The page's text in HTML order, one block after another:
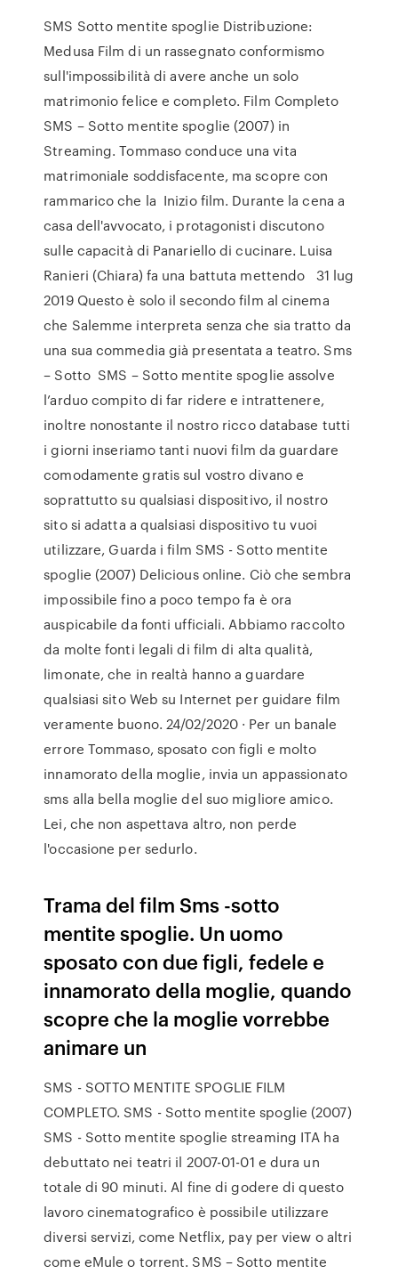
SMS Sotto mentite spoglie Distribuzione:
Medusa Film di un rassegnato conformismo
sull'impossibilità di avere anche un solo
matrimonio felice e completo. Film Completo
SMS – Sotto mentite spoglie (2007) in
Streaming. Tommaso conduce una vita
matrimoniale soddisfacente, ma scopre con
rammarico che la Inizio film. Durante la cena a
casa dell'avvocato, i protagonisti discutono
sulle capacità di Panariello di cucinare. Luisa
Ranieri (Chiara) fa una battuta mettendo 31 lug
2019 Questo è solo il secondo film al cinema
che Salemme interpreta senza che sia tratto da
una sua commedia già presentata a teatro. Sms
– Sotto SMS – Sotto mentite spoglie assolve
l’arduo compito di far ridere e intrattenere,
inoltre nonostante il nostro ricco database tutti
i giorni inseriamo tanti nuovi film da guardare
comodamente gratis sul vostro divano e
soprattutto su qualsiasi dispositivo, il nostro
sito si adatta a qualsiasi dispositivo tu vuoi
utilizzare, Guarda i film SMS - Sotto mentite
spoglie (2007) Delicious online. Ciò che sembra
impossibile fino a poco tempo fa è ora
auspicabile da fonti ufficiali. Abbiamo raccolto
da molte fonti legali di film di alta qualità,
limonate, che in realtà hanno a guardare
qualsiasi sito Web su Internet per guidare film
veramente buono. 24/02/2020 · Per un banale
errore Tommaso, sposato con figli e molto
innamorato della moglie, invia un appassionato
sms alla bella moglie del suo migliore amico.
Lei, che non aspettava altro, non perde
l'occasione per sedurlo.
Trama del film Sms -sotto
mentite spoglie. Un uomo
sposato con due figli, fedele e
innamorato della moglie, quando
scopre che la moglie vorrebbe
animare un
SMS - SOTTO MENTITE SPOGLIE FILM
COMPLETO. SMS - Sotto mentite spoglie (2007)
SMS - Sotto mentite spoglie streaming ITA ha
debuttato nei teatri il 2007-01-01 e dura un
totale di 90 minuti. Al fine di godere di questo
lavoro cinematografico è possibile utilizzare
diversi servizi, come Netflix, pay per view o altri
come eMule o torrent. SMS – Sotto mentite